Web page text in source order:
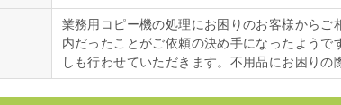
業務用コピー機の処理にお困りのお客様から
内だったことがご依頼の決め手になったよう
しも行わせていただきます。不用品にお困りの